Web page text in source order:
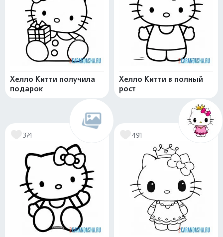
Хелло Китти получила
подарок
Хелло Китти в полный
рост
374 491